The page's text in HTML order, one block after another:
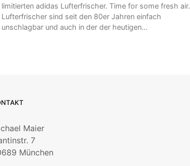
limitierten adidas Lufterfrischer. Time for some fresh air.
Lufterfrischer sind seit den 80er Jahren einfach
unschlagbar und auch in der der heutigen…
Maier
7
München